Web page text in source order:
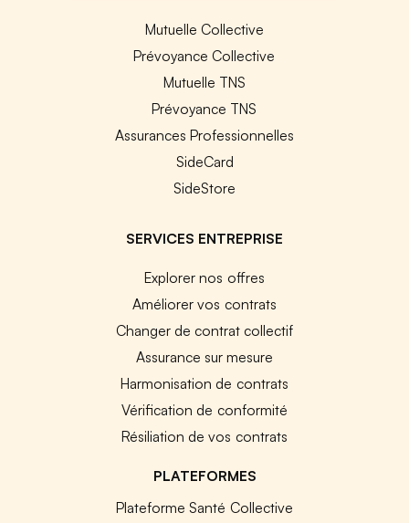
Mutuelle Collective
Prévoyance Collective
Mutuelle TNS
Prévoyance TNS
Assurances Professionnelles
SideCard
SideStore
SERVICES ENTREPRISE
Explorer nos offres
Améliorer vos contrats
Changer de contrat collectif
Assurance sur mesure
Harmonisation de contrats
Vérification de conformité
Résiliation de vos contrats
PLATEFORMES
Plateforme Santé Collective